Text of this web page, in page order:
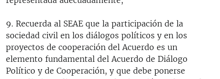
9. Recuerda al SEAE que la participación de la
sociedad civil en los diálogos políticos y en los
proyectos de cooperación del Acuerdo es un
elemento fundamental del Acuerdo de Diálogo
Político y de Cooperación, y que debe ponerse